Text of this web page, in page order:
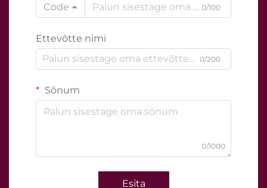
Code
0/100
Ettevõtte nimi
0/200
Sõnum
0/1000
Esita